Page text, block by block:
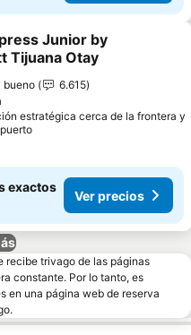
a favoritos
Junior by
Tijuana Otay
bueno
6.615
estratégica cerca de la frontera y
exactos
Ver precios
recibe trivago de las páginas
constante. Por lo tanto, es
en una página web de reserva